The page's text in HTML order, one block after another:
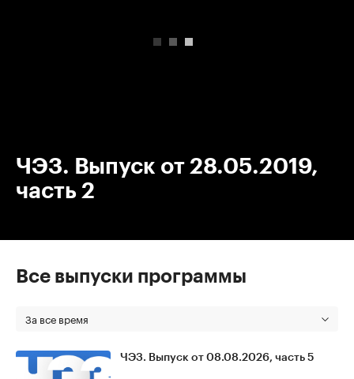
ЧЭЗ. Выпуск от 28.05.2019,
часть 2
Все выпуски программы
За все время
ЧЭЗ. Выпуск от 08.08.2026, часть 5